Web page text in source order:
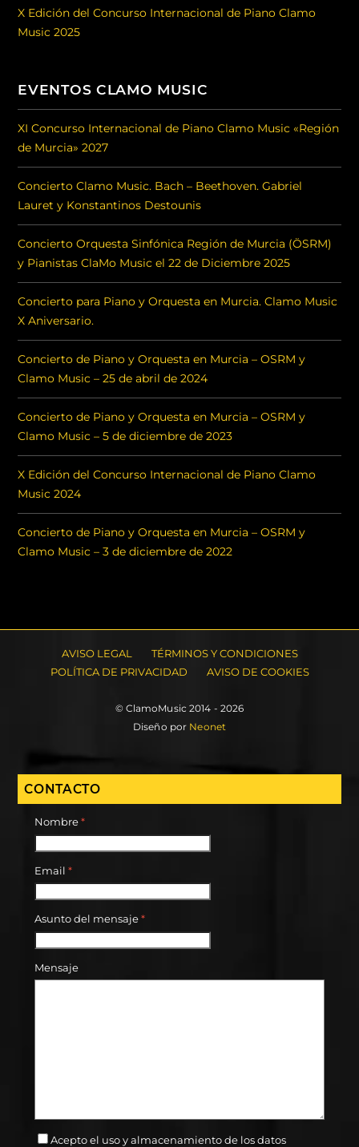
X Edición del Concurso Internacional de Piano Clamo
Music 2025
EVENTOS CLAMO MUSIC
XI Concurso Internacional de Piano Clamo Music «Región
de Murcia» 2027
Concierto Clamo Music. Bach – Beethoven. Gabriel
Lauret y Konstantinos Destounis
Concierto Orquesta Sinfónica Región de Murcia (ÖSRM)
y Pianistas ClaMo Music el 22 de Diciembre 2025
Concierto para Piano y Orquesta en Murcia. Clamo Music
X Aniversario.
Concierto de Piano y Orquesta en Murcia – OSRM y
Clamo Music – 25 de abril de 2024
Concierto de Piano y Orquesta en Murcia – OSRM y
Clamo Music – 5 de diciembre de 2023
X Edición del Concurso Internacional de Piano Clamo
Music 2024
Concierto de Piano y Orquesta en Murcia – OSRM y
Clamo Music – 3 de diciembre de 2022
AVISO LEGAL
TÉRMINOS Y CONDICIONES
POLÍTICA DE PRIVACIDAD
AVISO DE COOKIES
© ClamoMusic 2014 - 2026
Diseño por Neonet
CONTACTO
Nombre*
Email *
Asunto del mensaje*
Mensaje
Acepto el uso y almacenamiento de los datos